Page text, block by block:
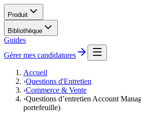
Produit
Bibliothèque
Guides
Gérer mes candidatures
Accueil
›Questions d'Entretien
›Commerce & Vente
›Questions d’entretien Account
portefeuille)